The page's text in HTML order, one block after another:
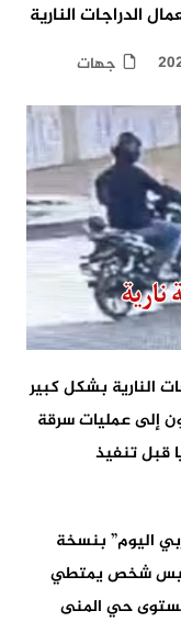
الدراجات النارية
جهات
النارية بشكل كبير
إلى عمليات سرقة
قبل تنفيذ
اليوم” بنسخة
شخص يمتطي
مستوى حي المنى